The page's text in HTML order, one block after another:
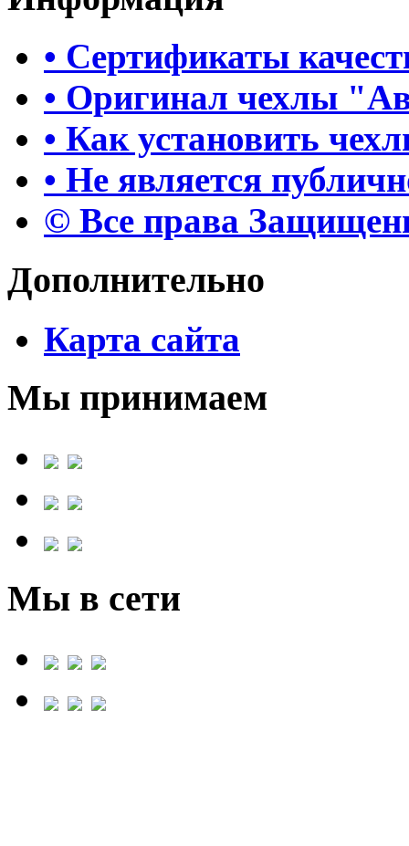
• Сертификаты
• Оригинал чехлы
• Как установить
• Не является
© Все права
Дополнительно
Карта сайта
Мы принимаем
Мы в сети